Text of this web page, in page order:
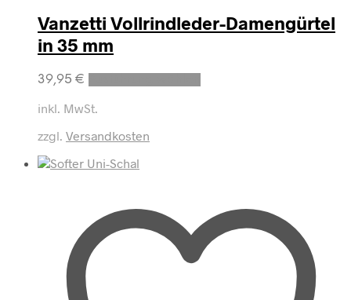
Vanzetti Vollrindleder-Damengürtel
in 35 mm
39,95 €
Dieses
auf
der
Produktseite
gewählt
inkl. MwSt.
zzgl. Versandkosten